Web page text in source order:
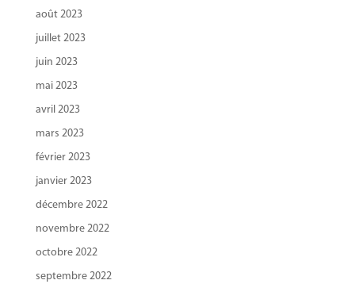
août 2023
juillet 2023
juin 2023
mai 2023
avril 2023
mars 2023
février 2023
janvier 2023
décembre 2022
novembre 2022
octobre 2022
septembre 2022